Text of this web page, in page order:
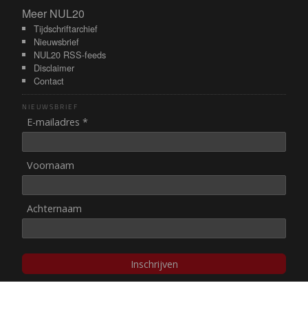
Meer NUL20
Meer NUL20
Tijdschriftarchief
Nieuwsbrief
NUL20 RSS-feeds
Disclaimer
Contact
NIEUWSBRIEF
E-mailadres *
Voornaam
Achternaam
Inschrijven